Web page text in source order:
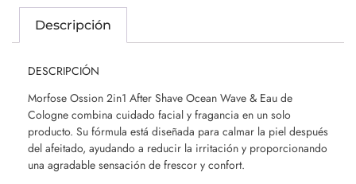
Descripción
DESCRIPCIÓN
Morfose Ossion 2in1 After Shave Ocean Wave & Eau de
Cologne combina cuidado facial y fragancia en un solo
producto. Su fórmula está diseñada para calmar la piel después
del afeitado, ayudando a reducir la irritación y proporcionando
una agradable sensación de frescor y confort.